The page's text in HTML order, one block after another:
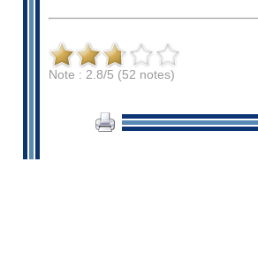
Note : 2.8/5 (52 notes)